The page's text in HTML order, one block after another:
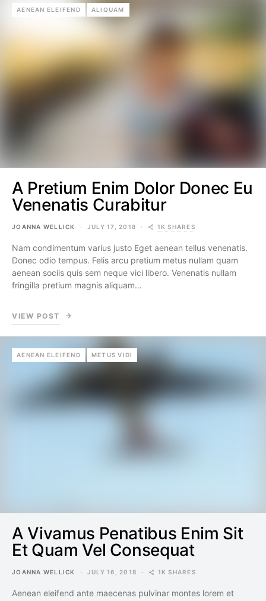
AENEAN ELEIFEND ALIQUAM
A Pretium Enim Dolor Donec Eu
Venenatis Curabitur
JOANNA WELLICK JULY 17, 2018 1K SHARES
Nam condimentum varius justo Eget aenean tellus venenatis.
Donec odio tempus. Felis arcu pretium metus nullam quam
aenean sociis quis sem neque vici libero. Venenatis nullam
fringilla pretium magnis aliquam…
VIEW POST
AENEAN ELEIFEND METUS VIDI
A Vivamus Penatibus Enim Sit
Et Quam Vel Consequat
JOANNA WELLICK JULY 16, 2018 1K SHARES
Aenean eleifend ante maecenas pulvinar montes lorem et